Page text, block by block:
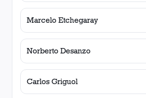
Marcelo Etchegaray
Norberto Desanzo
Carlos Griguol